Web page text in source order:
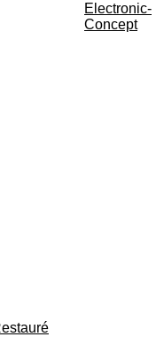
Electronic-
Concept